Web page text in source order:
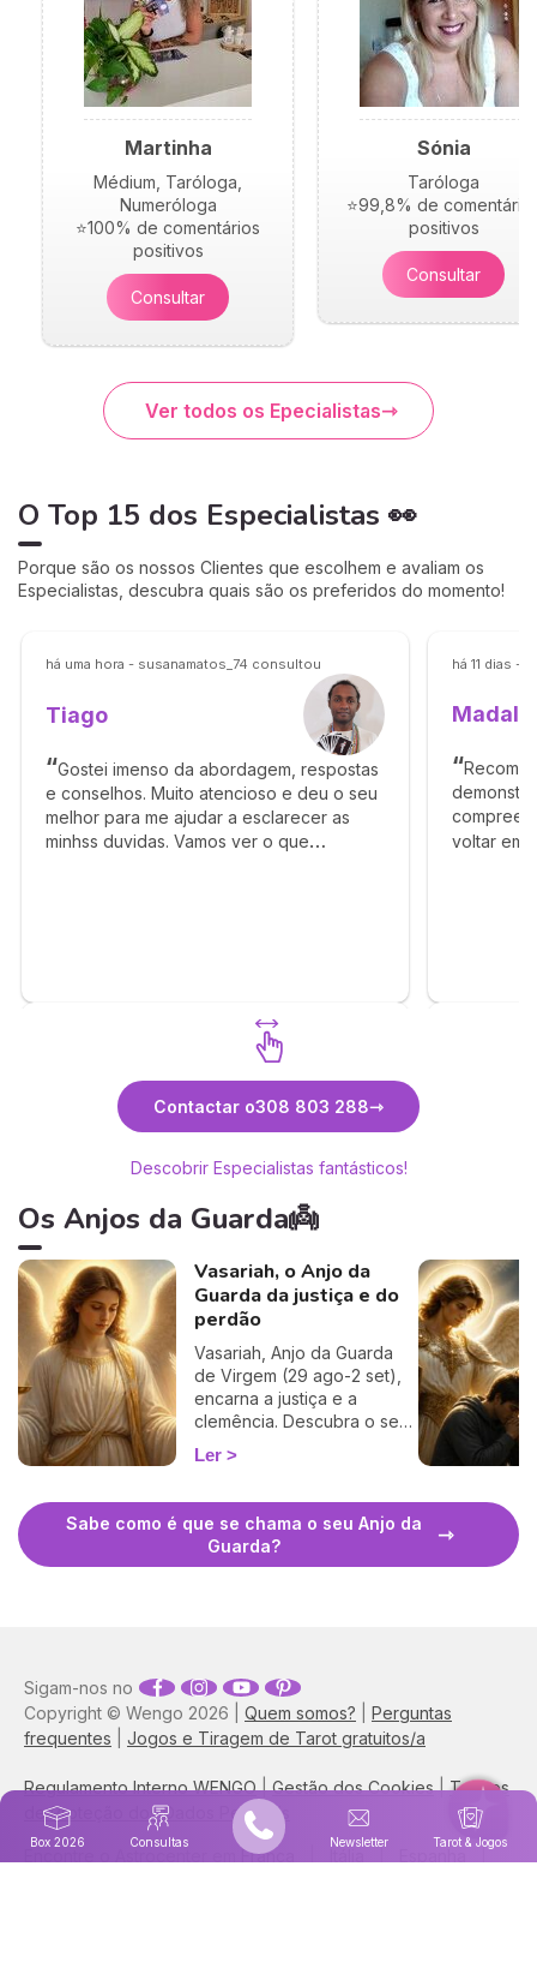
Martinha
Médium, Taróloga,
Numeróloga
⭐100% de comentários
positivos
Consultar
Sónia
Taróloga
⭐99,8% de
positivos
Consultar
Ver todos os Epecialistas
O Top 15 dos Especialistas 👀
Porque são os nossos Clientes que escolhem e avaliam os
Especialistas, descubra quais são os preferidos do momento!
há uma hora - susanamatos_74 consultou
Tiago
Gostei imenso da abordagem, respostas
e conselhos. Muito atencioso e deu o seu
melhor para me ajudar a esclarecer as
minhss duvidas. Vamos ver o que
há 11 dias -
voltar em
Contactar o308 803 288
Descobrir Especialistas fantásticos!
Os Anjos da Guarda👼
Vasariah, o Anjo da
Guarda da justiça e do
perdão
Vasariah, Anjo da Guarda
de Virgem (29 ago-2 set),
encarna a justiça e a
clemência. Descubra o seu
período, oração, dias de
regência e como invocá-lo.
Ler
Sabe como é que se chama o seu Anjo da
Guarda?
Box 2026 Consultas Newsletter Tarot & Jogos
Copyright © Wengo 2026 | Quem somos?
Perguntas
frequentes
Jogos e Tiragem de Tarot gratuitos/a
Regulamento Interno WENGO|Gestão dos Cookies|Termos
de Proteção dos Dados Pessoais
Sigam-nos no
França